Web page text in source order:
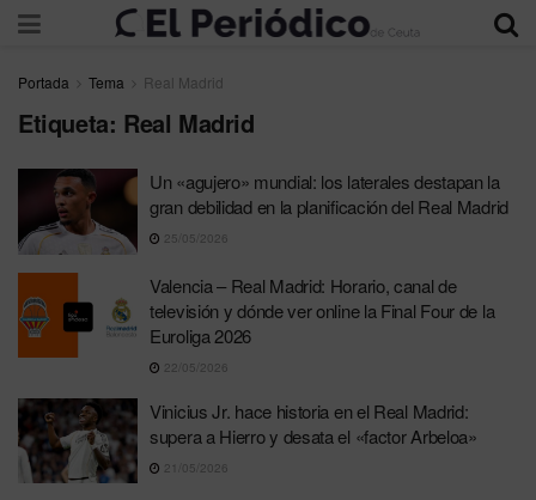
Portada Tema Real Madrid
Etiqueta: Real Madrid
Un «agujero» mundial: los laterales destapan la
gran debilidad en la planificación del Real Madrid
25/05/2026
Valencia – Real Madrid: Horario, canal de
televisión y dónde ver online la Final Four de la
Euroliga 2026
22/05/2026
Vinicius Jr. hace historia en el Real Madrid:
supera a Hierro y desata el «factor Arbeloa»
21/05/2026